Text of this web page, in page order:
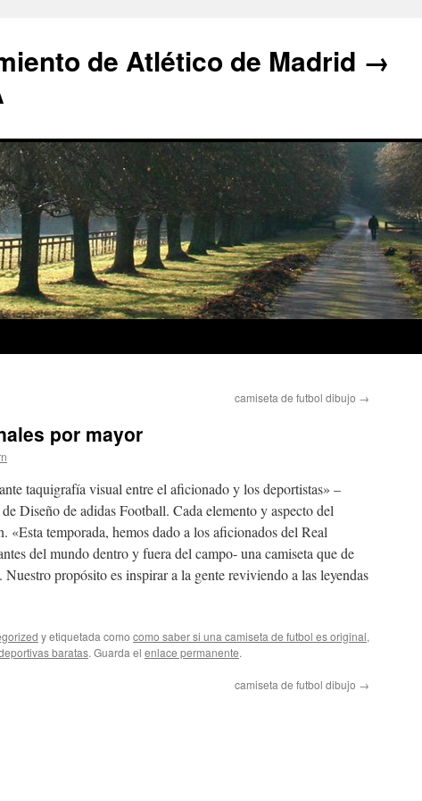
de Atlético de Madrid →
camiseta de futbol dibujo →
por mayor
taquigrafía visual entre el aficionado y los deportistas» –
Diseño de adidas Football. Cada elemento y aspecto del
«Esta temporada, hemos dado a los aficionados del Real
del mundo dentro y fuera del campo- una camiseta que de
propósito es inspirar a la gente reviviendo a las leyendas
y etiquetada como como saber si una camiseta de futbol es original,
baratas. Guarda el enlace permanente.
camiseta de futbol dibujo →